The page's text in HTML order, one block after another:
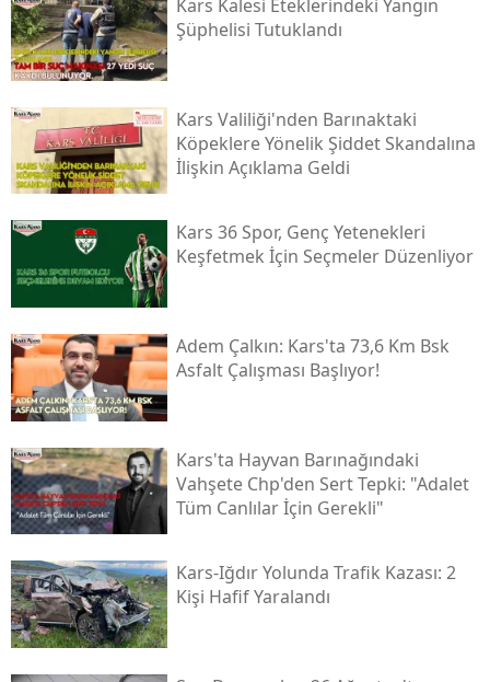
Sinop
Sivas
Tokat
Tunceli
Van
Zonguldak
Kars Kalesi Eteklerindeki Yangın
Şüphelisi Tutuklandı
Kars Valiliği'nden Barınaktaki
Köpeklere Yönelik Şiddet Skandalına
İlişkin Açıklama Geldi
Kars 36 Spor, Genç Yetenekleri
Keşfetmek İçin Seçmeler Düzenliyor
Adem Çalkın: Kars'ta 73,6 Km Bsk
Asfalt Çalışması Başlıyor!
Kars'ta Hayvan Barınağındaki
Vahşete Chp'den Sert Tepki: "adalet
Tüm Canlılar İçin Gerekli"
Kars-Iğdır Yolunda Trafik Kazası: 2
Kişi Hafif Yaralandı